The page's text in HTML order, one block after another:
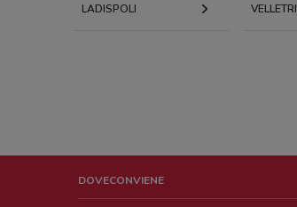
LADISPOLI VELLETRI
DOVECONVIENE